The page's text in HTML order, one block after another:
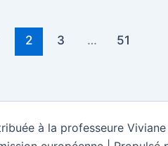
2 3 … 51
à la professeure